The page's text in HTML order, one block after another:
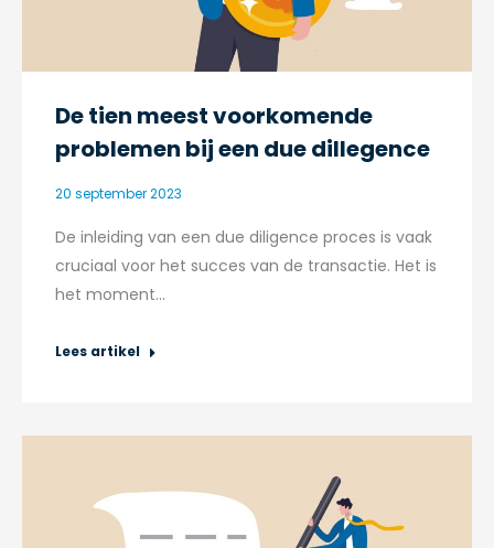
De tien meest voorkomende
problemen bij een due dillegence
20 september 2023
De inleiding van een due diligence proces is vaak
cruciaal voor het succes van de transactie. Het is
het moment…
Lees artikel